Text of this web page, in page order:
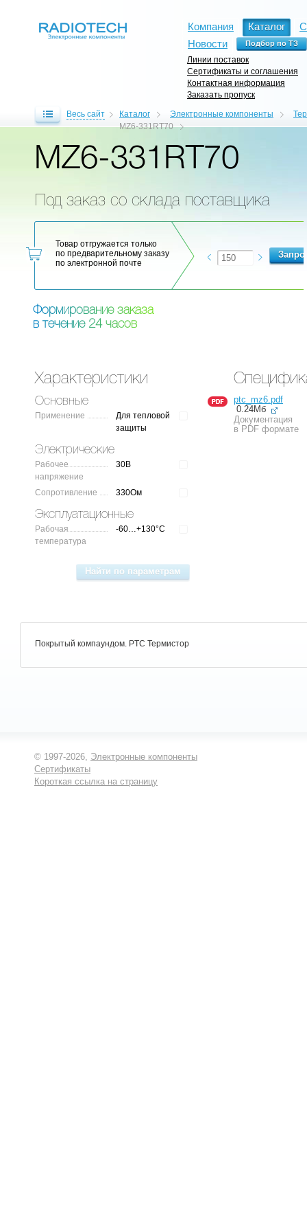
Компания Каталог
Новости
Линии поставок
Сертификаты и соглашения
Контактная информация
Заказать пропуск
Весь сайт Каталог Электронные компоненты
MZ6-331RT70
MZ6-331RT70
Под заказ со склада поставщика
Товар отгружается только
по предварительному заказу
по электронной почте
Формирование заказа
в течение 24 часов
Характеристики
Основные
Применение
Для тепловой
защиты
Электрические
Рабочее
напряжение
30В
Сопротивление 330Ом
Эксплуатационные
Рабочая
температура
-60…+130°C
ptc_mz6.pdf
0.24Мб
Документация
в PDF формате
Покрытый компаундом. PTC Термистор
© 1997-2026, Электронные компоненты
Сертификаты
Короткая ссылка на страницу